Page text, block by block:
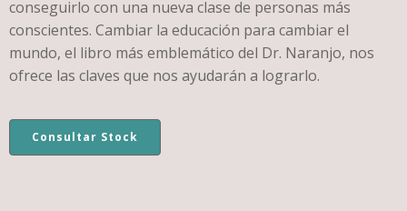
conseguirlo con una nueva clase de personas más
conscientes. Cambiar la educación para cambiar el
mundo, el libro más emblemático del Dr. Naranjo, nos
ofrece las claves que nos ayudarán a lograrlo.
Consultar Stock